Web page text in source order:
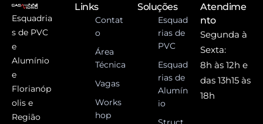
Esquadria
s de PVC
e
Alumínio
e
Florianóp
olis e
Região
Links
Contat
o
Área
Técnica
Vagas
Works
hop
Soluções
Esquad
rias de
PVC
Esquad
rias de
Alumín
io
Atendime
nto
Segunda à
Sexta:
8h às 12h e
das 13h15 às
18h